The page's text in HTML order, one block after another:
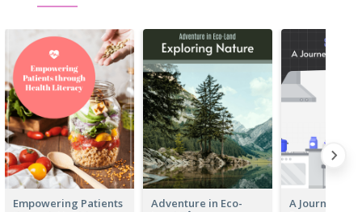
Empowering Patients
Adventure in Eco-
A Journey